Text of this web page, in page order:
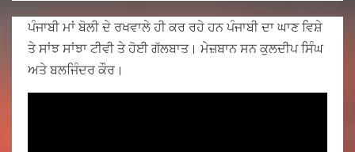
ਪੰਜਾਬੀ ਮਾਂ ਬੋਲੀ ਦੇ ਰਖਵਾਲੇ ਹੀ ਕਰ ਰਹੇ ਹਨ ਪੰਜਾਬੀ ਦਾ ਘਾਣ ਵਿਸ਼ੇ
ਤੇ ਸਾਂਝ ਸਾਂਝਾ ਟੀਵੀ ਤੇ ਹੋਈ ਗੱਲਬਾਤ। ਮੇਜ਼ਬਾਨ ਸਨ ਕੁਲਦੀਪ ਸਿੰਘ
ਅਤੇ ਬਲਜਿੰਦਰ ਕੌਰ।